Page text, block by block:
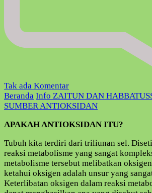
Tak ada Komentarpada
ZAITUN
DAN
SEBAGAI
ANTIOKSIDAN
Beranda Info ZAITUN DAN
SUMBER ANTIOKSIDAN
APAKAH ANTIOKSIDAN ITU?
Tubuh kita terdiri dari triliunan sel.
reaksi metabolisme yang sangat
metabolisme tersebut melibatkan
ketahui oksigen adalah unsur yang
Keterlibatan oksigen dalam reaksi